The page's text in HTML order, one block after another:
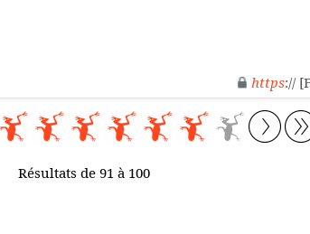
https://
Résultats de 91 à 100